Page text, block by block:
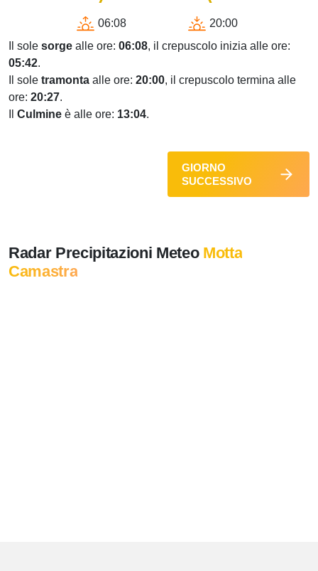
06:08
20:00
Il sole sorge alle ore: 06:08, il crepuscolo inizia alle ore:
05:42.
Il sole tramonta alle ore: 20:00, il crepuscolo termina alle
ore: 20:27.
Culmine è alle ore: 13:04.
GIORNO
SUCCESSIVO
Radar Precipitazioni Meteo Motta
Camastra